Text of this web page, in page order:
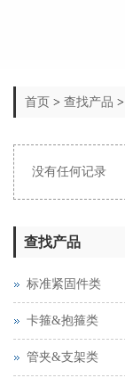
首页 > 查找产品 >
没有任何记录
查找产品
标准紧固件类
卡箍&抱箍类
管夹&支架类